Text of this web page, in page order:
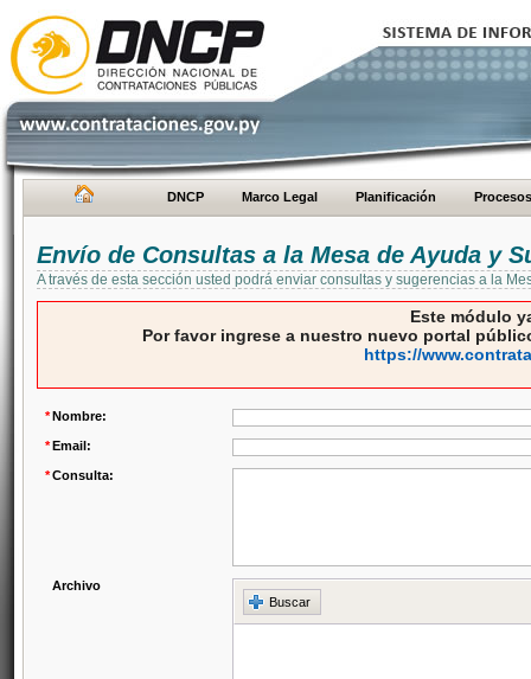
DNCP Marco Legal Planificación Procesos
Envío de Consultas a la Mesa de Ayuda y
A través de esta sección usted podrá enviar consultas y sugerencias a la
Este módulo
Por favor ingrese a nuestro nuevo portal
https://
*Nombre:
*Email:
*Consulta:
Archivo
Buscar